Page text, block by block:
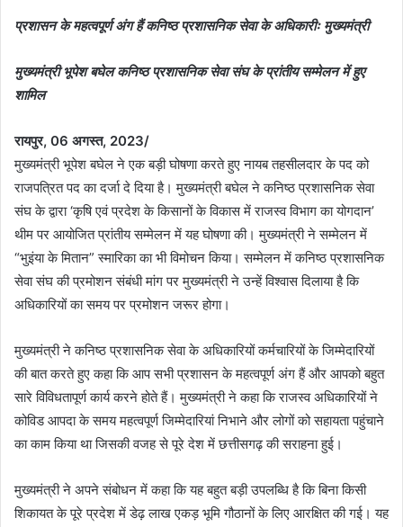
प्रशासन के महत्वपूर्ण अंग हैं कनिष्ठ प्रशासनिक सेवा के अधिकारीः मुख्यमंत्री
मुख्यमंत्री भूपेश बघेल कनिष्ठ प्रशासनिक सेवा संघ के प्रांतीय सम्मेलन में हुए
शामिल
रायपुर, 06 अगस्त, 2023/
मुख्यमंत्री भूपेश बघेल ने एक बड़ी घोषणा करते हुए नायब तहसीलदार के पद को
राजपत्रित पद का दर्जा दे दिया है। मुख्यमंत्री बघेल ने कनिष्ठ प्रशासनिक सेवा
संघ के द्वारा ‘कृषि एवं प्रदेश के किसानों के विकास में राजस्व विभाग का योगदान’
थीम पर आयोजित प्रांतीय सम्मेलन में यह घोषणा की। मुख्यमंत्री ने सम्मेलन में
“भुइंया के मितान” स्मारिका का भी विमोचन किया। सम्मेलन में कनिष्ठ प्रशासनिक
सेवा संघ की प्रमोशन संबंधी मांग पर मुख्यमंत्री ने उन्हें विश्वास दिलाया है कि
अधिकारियों का समय पर प्रमोशन जरूर होगा।
मुख्यमंत्री ने कनिष्ठ प्रशासनिक सेवा के अधिकारियों कर्मचारियों के जिम्मेदारियों
की बात करते हुए कहा कि आप सभी प्रशासन के महत्वपूर्ण अंग हैं और आपको बहुत
सारे विविधतापूर्ण कार्य करने होते हैं। मुख्यमंत्री ने कहा कि राजस्व अधिकारियों ने
कोविड आपदा के समय महत्वपूर्ण जिम्मेदारियां निभाने और लोगों को सहायता पहुंचाने
का काम किया था जिसकी वजह से पूरे देश में छत्तीसगढ़ की सराहना हुई।
मुख्यमंत्री ने अपने संबोधन में कहा कि यह बहुत बड़ी उपलब्धि है कि बिना किसी
शिकायत के पूरे प्रदेश में डेढ़ लाख एकड़ भूमि गौठानों के लिए आरक्षित की गई। यह